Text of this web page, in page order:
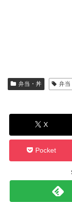
弁当・丼 弁当
X
Pocket